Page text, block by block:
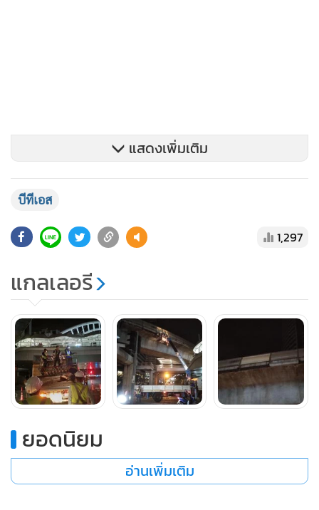
แสดงเพิ่มเติม
บีทีเอส
1,297
แกลเลอรี
ยอดนิยม
อ่านเพิ่มเติม